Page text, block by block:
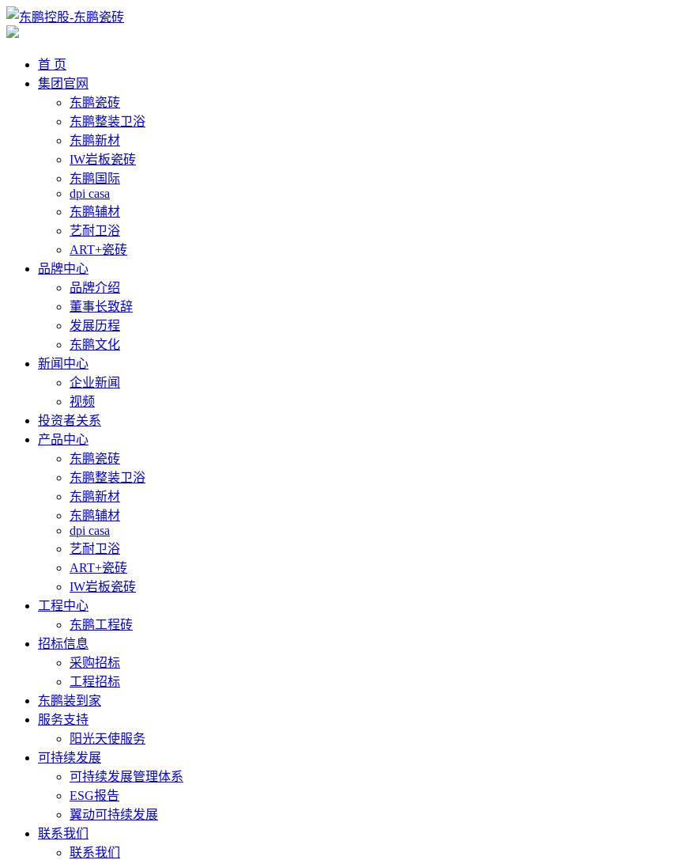
首 页
集团官网
东鹏瓷砖
东鹏整装卫浴
东鹏新材
IW岩板瓷砖
东鹏国际
dpi casa
东鹏辅材
艺耐卫浴
ART+瓷砖
品牌中心
品牌介绍
董事长致辞
发展历程
东鹏文化
新闻中心
企业新闻
视频
投资者关系
产品中心
东鹏瓷砖
东鹏整装卫浴
东鹏新材
东鹏辅材
dpi casa
艺耐卫浴
ART+瓷砖
IW岩板瓷砖
工程中心
东鹏工程砖
招标信息
采购招标
工程招标
东鹏装到家
服务支持
阳光天使服务
可持续发展
可持续发展管理体系
ESG报告
翼动可持续发展
联系我们
联系我们